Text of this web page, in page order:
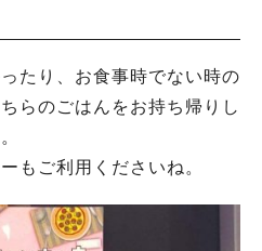
たり、お食事時でない時の
らのごはんをお持ち帰りし
もご利用くださいね。